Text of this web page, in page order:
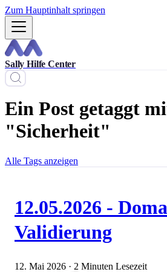
Zum Hauptinhalt springen
Sally Hilfe Center
Ein Post getaggt
"Sicherheit"
Alle Tags anzeigen
12.05.2026 -
Validierung
12. Mai 2026 · 2 Minuten Lesezeit